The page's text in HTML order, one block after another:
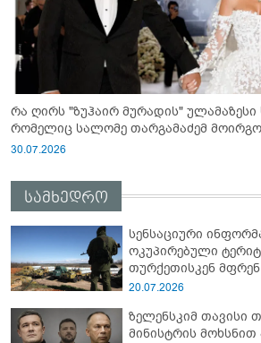
რა ღირს "ზუჰაირ მურადის" ულამაზესი საქორწინო კაბა,
რომელიც სალომე თარგამაძემ მოირგო
30.07.2026
სამხედრო
სენსაციური
ოკუპირებული
თურქეთისკენ
სამიტი კინაღამ
20.07.2026
ზელენსკიმ თავისი
მინისტრის მოხსნით